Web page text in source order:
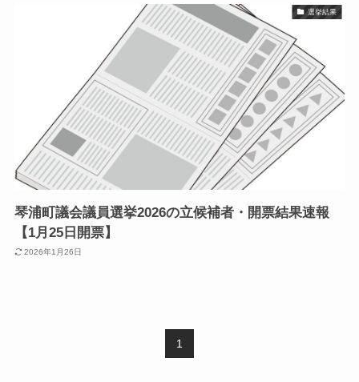
選挙結果
琴浦町議会議員選挙2026の立候補者・開票結果速報
【1月25日開票】
2026年1月26日
1